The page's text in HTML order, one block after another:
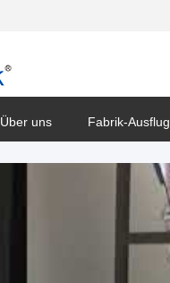
Über uns Fabrik-Ausflug